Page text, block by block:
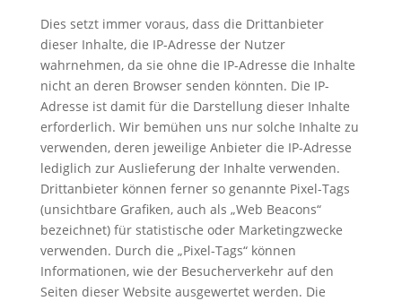
Dies setzt immer voraus, dass die Drittanbieter
dieser Inhalte, die IP-Adresse der Nutzer
wahrnehmen, da sie ohne die IP-Adresse die Inhalte
nicht an deren Browser senden könnten. Die IP-
Adresse ist damit für die Darstellung dieser Inhalte
erforderlich. Wir bemühen uns nur solche Inhalte zu
verwenden, deren jeweilige Anbieter die IP-Adresse
lediglich zur Auslieferung der Inhalte verwenden.
Drittanbieter können ferner so genannte Pixel-Tags
(unsichtbare Grafiken, auch als „Web Beacons“
bezeichnet) für statistische oder Marketingzwecke
verwenden. Durch die „Pixel-Tags“ können
Informationen, wie der Besucherverkehr auf den
Seiten dieser Website ausgewertet werden. Die